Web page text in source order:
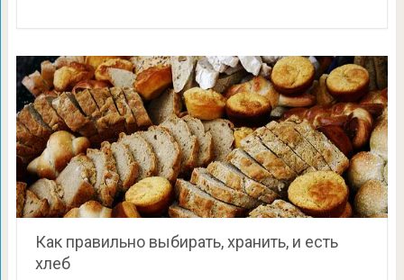
Как правильно выбирать, хранить, и есть
хлеб